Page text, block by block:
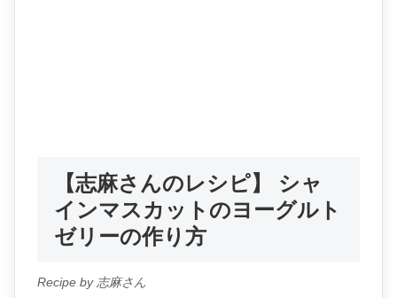
【志麻さんのレシピ】 シャ
インマスカットのヨーグルト
ゼリーの作り方
Recipe by 志麻さん